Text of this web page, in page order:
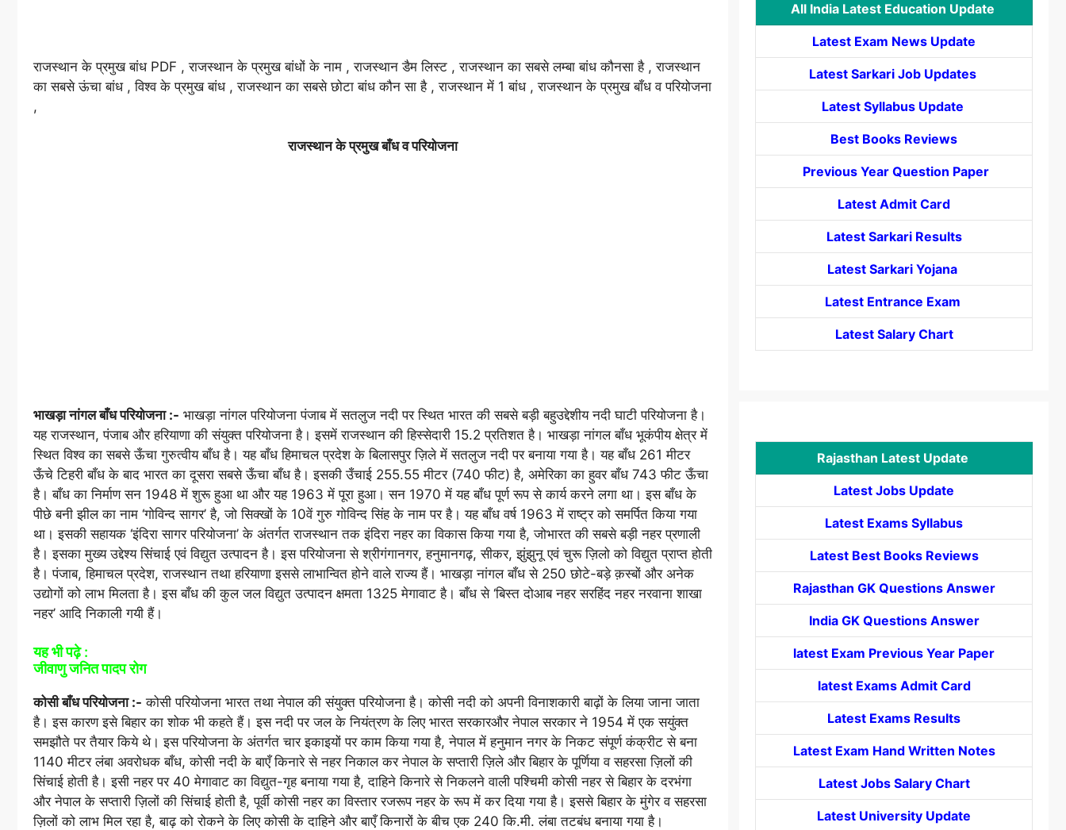
राजस्थान के प्रमुख बांध PDF , राजस्थान के प्रमुख बांधों के नाम , राजस्थान डैम लिस्ट , राजस्थान का सबसे लम्बा बांध कौनसा है , राजस्थान
का सबसे ऊंचा बांध , विश्व के प्रमुख बांध , राजस्थान का सबसे छोटा बांध कौन सा है , राजस्थान में 1 बांध , राजस्थान के प्रमुख बाँध व परियोजना
,
राजस्थान के प्रमुख बाँध व परियोजना
भाखड़ा नांगल बाँध परियोजना :- भाखड़ा नांगल परियोजना पंजाब में सतलुज नदी पर स्थित भारत की सबसे बड़ी बहुउद्देशीय नदी घाटी परियोजना है।
यह राजस्थान, पंजाब और हरियाणा की संयुक्त परियोजना है। इसमें राजस्थान की हिस्सेदारी 15.2 प्रतिशत है। भाखड़ा नांगल बाँध भूकंपीय क्षेत्र में
स्थित विश्व का सबसे ऊँचा गुरुत्वीय बाँध है। यह बाँध हिमाचल प्रदेश के बिलासपुर ज़िले में सतलुज नदी पर बनाया गया है। यह बाँध 261 मीटर
ऊँचे टिहरी बाँध के बाद भारत का दूसरा सबसे ऊँचा बाँध है। इसकी उँचाई 255.55 मीटर (740 फीट) है, अमेरिका का हुवर बाँध 743 फीट ऊँचा
है। बाँध का निर्माण सन 1948 में शुरू हुआ था और यह 1963 में पूरा हुआ। सन 1970 में यह बाँध पूर्ण रूप से कार्य करने लगा था। इस बाँध के
पीछे बनी झील का नाम ‘गोविन्द सागर’ है, जो सिक्खों के 10वें गुरु गोविन्द सिंह के नाम पर है। यह बाँध वर्ष 1963 में राष्ट्र को समर्पित किया गया
था। इसकी सहायक ‘इंदिरा सागर परियोजना’ के अंतर्गत राजस्थान तक इंदिरा नहर का विकास किया गया है, जोभारत की सबसे बड़ी नहर प्रणाली
है। इसका मुख्य उद्देश्य सिंचाई एवं विद्युत उत्पादन है। इस परियोजना से श्रीगंगानगर, हनुमानगढ़, सीकर, झुंझुनू एवं चुरू ज़िलो को विद्युत प्राप्त होती
है। पंजाब, हिमाचल प्रदेश, राजस्थान तथा हरियाणा इससे लाभान्वित होने वाले राज्य हैं। भाखड़ा नांगल बाँध से 250 छोटे-बड़े क़स्बों और अनेक
उद्योगों को लाभ मिलता है। इस बाँध की कुल जल विद्युत उत्पादन क्षमता 1325 मेगावाट है। बाँध से ‘बिस्त दोआब नहर सरहिंद नहर नरवाना शाखा
नहर’ आदि निकाली गयी हैं।
यह भी पढ़े :
जीवाणु जनित पादप रोग
कोसी बाँध परियोजना :- कोसी परियोजना भारत तथा नेपाल की संयुक्त परियोजना है। कोसी नदी को अपनी विनाशकारी बाढ़ों के लिया जाना जाता
है। इस कारण इसे बिहार का शोक भी कहते हैं। इस नदी पर जल के नियंत्रण के लिए भारत सरकारऔर नेपाल सरकार ने 1954 में एक सयुंक्त
समझौते पर तैयार किये थे। इस परियोजना के अंतर्गत चार इकाइयों पर काम किया गया है, नेपाल में हनुमान नगर के निकट संपूर्ण कंक्रीट से बना
1140 मीटर लंबा अवरोधक बाँध, कोसी नदी के बाएँ किनारे से नहर निकाल कर नेपाल के सप्तारी ज़िले और बिहार के पूर्णिया व सहरसा ज़िलों की
सिंचाई होती है। इसी नहर पर 40 मेगावाट का विद्युत-गृह बनाया गया है, दाहिने किनारे से निकलने वाली पश्चिमी कोसी नहर से बिहार के दरभंगा
और नेपाल के सप्तारी ज़िलों की सिंचाई होती है, पूर्वी कोसी नहर का विस्तार रजरूप नहर के रूप में कर दिया गया है। इससे बिहार के मुंगेर व सहरसा
ज़िलों को लाभ मिल रहा है, बाढ़ को रोकने के लिए कोसी के दाहिने और बाएँ किनारों के बीच एक 240 कि.मी. लंबा तटबंध बनाया गया है।
All India Latest Education Update
Latest Exam News Update
Latest Sarkari Job Updates
Latest Syllabus Update
Best Books Reviews
Previous Year Question Paper
Latest Admit Card
Latest Sarkari Results
Latest Sarkari Yojana
Latest Entrance Exam
Latest Salary Chart
Rajasthan Latest Update
Latest Jobs Update
Latest Exams Syllabus
Latest Best Books Reviews
Rajasthan GK Questions Answer
India GK Questions Answer
latest Exam Previous Year Paper
latest Exams Admit Card
Latest Exams Results
Latest Exam Hand Written Notes
Latest Jobs Salary Chart
Latest University Update